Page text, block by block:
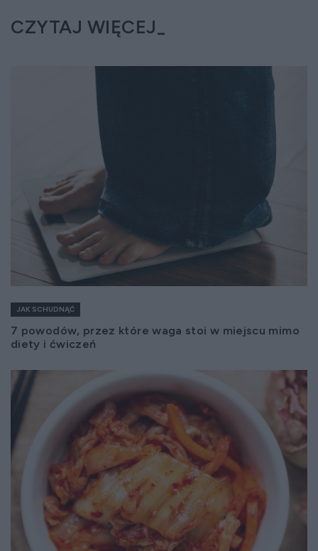
CZYTAJ WIĘCEJ
JAK SCHUDNĄĆ
7 powodów, przez które waga stoi w miejscu mimo
diety i ćwiczeń